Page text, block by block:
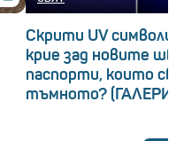
Скрити UV символи:
крие зад новите
паспорти, които
тъмното?